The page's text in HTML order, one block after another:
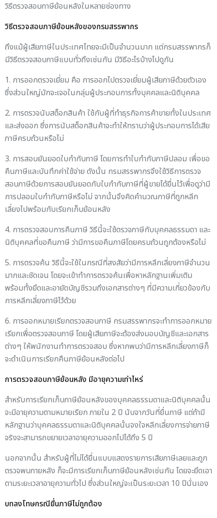
วิธีตรวจสอบภาษีย้อนหลังในหลายช่องทาง
วิธีตรวจสอบภาษีย้อนหลังของกรมสรรพากร
ถึงแม้ผู้เสียภาษีในประเทศไทยจะมีเป็นจำนวนมาก แต่กรมสรรพากรก็
มีวิธีตรวจสอบภาษีแบบทั่วถึงเช่นกัน มีวิธีอะไรบ้างไปดูกัน
1. การออกตรวจเยี่ยม คือ การออกไปตรวจเยี่ยมผู้เสียภาษีด้วยตัวเอง
ซึ่งส่วนใหญ่มักจะเจอในกลุ่มผู้ประกอบการทั้งบุคคลและนิติบุคคล
2. การตรวจนับสต็อกสินค้า ใช้กับผู้ที่ทำธุรกิจการค้าขายทั้งในประเทศ
และส่งออก ซึ่งการนับสต็อกสินค้าจะทำให้ทราบว่าผู้ประกอบการได้เสีย
ภาษีครบถ้วนหรือไม่
3. การสอบยันยอดใบกำกับภาษี โดยการทำใบกำกับภาษีปลอม เพื่อขอ
คืนภาษีและบันทึกค่าใช้จ่าย ดังนั้น กรมสรรพากรจึงใช้วิธีการตรวจ
สอบภาษีด้วยการสอบยันยอดกับใบกำกับภาษีที่ผู้ขายได้ยื่นไว้เพื่อดูว่ามี
การปลอมใบกำกับภาษีหรือไม่ จากนั้นจึงคิดคำนวณภาษีที่ถูกหลีก
เลี่ยงไปพร้อมกับเรียกเก็บย้อนหลัง
4. การตรวจสอบการคืนภาษี วิธีนี้จะใช้ตรวจภาษีกับบุคคลธรรมดา และ
นิติบุคคลที่ขอคืนภาษี ว่ามีการขอคืนภาษีโดยครบถ้วนถูกต้องหรือไม่
5. การตรวจค้น วิธีนี้จะใช้ในกรณีที่สงสัยว่ามีการหลีกเลี่ยงภาษีจำนวน
มากและชัดเจน โดยจะเข้าทำการตรวจค้นเพื่อหาหลักฐานเพิ่มเติม
พร้อมทั้งยึดและอายัดบัญชีรวมถึงเอกสารต่างๆ ที่มีความเกี่ยวข้องกับ
การหลีกเลี่ยงภาษีไว้ด้วย
6. การออกหมายเรียกตรวจสอบภาษี กรมสรรพากรจะทำการออกหมาย
เรียกเพื่อตรวจสอบภาษี โดยผู้เสียภาษีจะต้องส่งมอบบัญชีและเอกสาร
ต่างๆ ให้พนักงานทำการตรวจสอบ ซึ่งหากพบว่ามีการหลีกเลี่ยงภาษีก็
จะดำเนินการเรียกคืนภาษีย้อนหลังต่อไป
การตรวจสอบภาษีย้อนหลัง มีอายุความเท่าไหร่
สำหรับการเรียกเก็บภาษีย้อนหลังของบุคคลธรรมดาและนิติบุคคลนั้น
จะมีอายุความตามหมายเรียก ภายใน 2 ปี นับจากวันที่ยื่นภาษี แต่ถ้ามี
หลักฐานว่าบุคคลธรรมดาและนิติบุคคลนั้นจงใจหลีกเลี่ยงการจ่ายภาษี
จริงจะสามารถขยายเวลาอายุความออกไปได้ถึง 5 ปี
นอกจากนั้น สำหรับผู้ที่ไม่ได้ยื่นแบบแสดงรายการเสียภาษีเลยและถูก
ตรวจพบภายหลัง ก็จะมีการเรียกเก็บภาษีย้อนหลังเช่นกัน โดยจะยึดเอา
ตามระยะเวลาอายุความทั่วไป ซึ่งส่วนใหญ่จะเป็นระยะเวลา 10 ปีนั่นเอง
บทลงโทษกรณียื่นภาษีไม่ถูกต้อง